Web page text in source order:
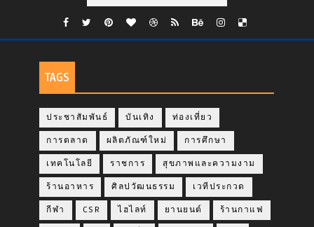
TAGS
ประชาสัมพันธ์ บันเทิง ท่องเที่ยว
การตลาด ผลิตภัณฑ์ใหม่ การศึกษา
เทคโนโลยี ราชการ สุขภาพและความงาม
ร้านอาหาร ศิลปวัฒนธรรม เวทีประกวด
กีฬา CSR ไฮไลท์ ยานยนต์ ร้านกาแฟ